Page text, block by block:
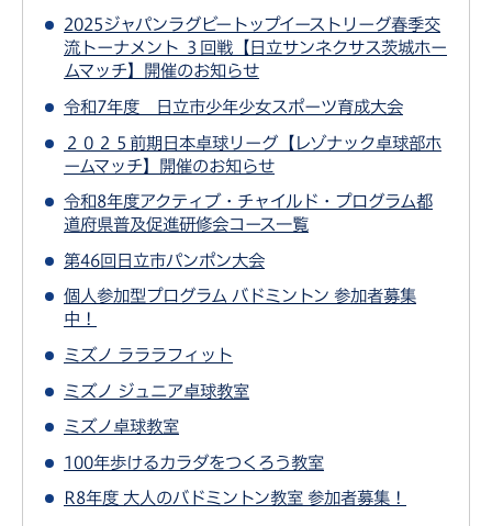
2025ジャパンラグビートップイーストリーグ春季交
流トーナメント ３回戦【日立サンネクサス茨城ホー
ムマッチ】開催のお知らせ
令和7年度 日立市少年少女スポーツ育成大会
２０２５前期日本卓球リーグ【レゾナック卓球部ホ
ームマッチ】開催のお知らせ
令和8年度アクティブ・チャイルド・プログラム都
道府県普及促進研修会コース一覧
第46回日立市パンポン大会
個人参加型プログラム バドミントン 参加者募集
中！
ミズノ ラララフィット
ミズノ ジュニア卓球教室
ミズノ卓球教室
100年歩けるカラダをつくろう教室
R8年度 大人のバドミントン教室 参加者募集！